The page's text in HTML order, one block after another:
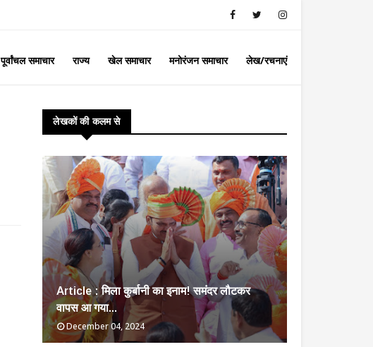
पूर्वांचल समाचार राज्य खेल समाचार मनोरंजन समाचार लेख/रचनाएं
लेखकों की कलम से
Article : मिला कुर्बानी का इनाम! समंदर लौटकर
वापस आ गया...
December 04, 2024